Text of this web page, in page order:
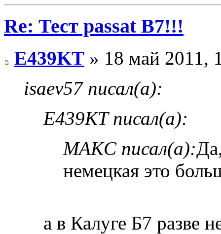
Re: Тест passat B7!!!
E439KT » 18 май 2011,
isaev57 писал(а):
E439KT писал(а):
MAKC писал(а):
немецкая это
а в Калуге Б7 разве